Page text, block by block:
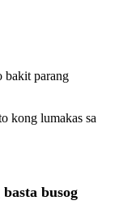
bakit parang
kong lumakas sa
busog